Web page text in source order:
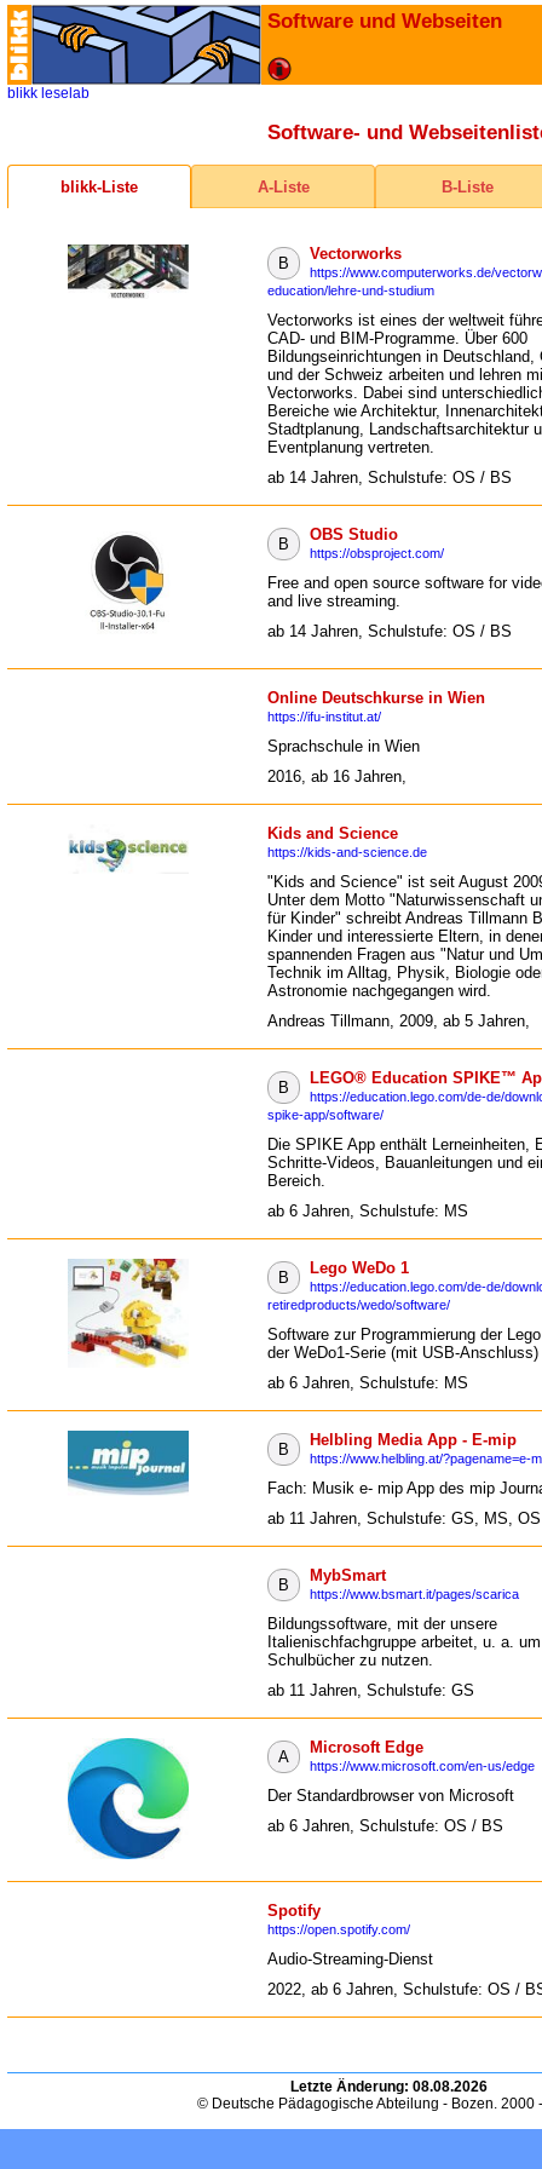
Software und Webseiten
blikk leselab
Software- und
blikk-Liste A-Liste B-Liste
B
Vectorworks
https://www.computerworks.de/
education/lehre-und-studium
Vectorworks ist eines der weltweit
CAD- und BIM-Programme. Über 600
Bildungseinrichtungen in Deutschland,
und der Schweiz arbeiten und lehren
Vectorworks. Dabei sind
Bereiche wie Architektur,
Stadtplanung, Landschaftsarchitektur
Eventplanung vertreten.
ab 14 Jahren, Schulstufe: OS / BS
B
OBS Studio
https://obsproject.com/
Free and open source software for
and live streaming.
ab 14 Jahren, Schulstufe: OS / BS
Online Deutschkurse in Wien
https://ifu-institut.at/
Sprachschule in Wien
2016, ab 16 Jahren,
Kids and Science
https://kids-and-science.de
"Kids and Science" ist seit August
Unter dem Motto "Naturwissenschaft
für Kinder" schreibt Andreas Tillmann
Kinder und interessierte Eltern, in
spannenden Fragen aus "Natur und
Technik im Alltag, Physik, Biologie
Astronomie nachgegangen wird.
Andreas Tillmann, 2009, ab 5 Jahren,
B
LEGO® Education SPIKE™
https://education.lego.com/de-de/
spike-app/software/
Die SPIKE App enthält Lerneinheiten,
Schritte-Videos, Bauanleitungen und
Bereich.
ab 6 Jahren, Schulstufe: MS
B
Lego WeDo 1
https://education.lego.com/de-de/
retiredproducts/wedo/software/
Software zur Programmierung der
der WeDo1-Serie (mit USB-Anschluss)
ab 6 Jahren, Schulstufe: MS
B
Helbling Media App - E-mip
https://www.helbling.at/?pagename=e-
Fach: Musik e- mip App des mip
ab 11 Jahren, Schulstufe: GS, MS,
B
MybSmart
https://www.bsmart.it/pages/scarica
Bildungssoftware, mit der unsere
Italienischfachgruppe arbeitet, u. a.
Schulbücher zu nutzen.
ab 11 Jahren, Schulstufe: GS
A
Microsoft Edge
https://www.microsoft.com/en-us/edge
Der Standardbrowser von Microsoft
ab 6 Jahren, Schulstufe: OS / BS
Spotify
https://open.spotify.com/
Audio-Streaming-Dienst
2022, ab 6 Jahren, Schulstufe: OS /
Letzte Änderung: 08.08.2026
© Deutsche Pädagogische Abteilung - Bozen. 2000